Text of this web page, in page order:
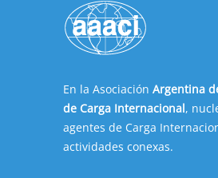
En la Asociación Argentina
de Carga Internacional,
agentes de Carga
actividades conexas.